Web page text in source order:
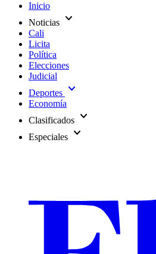
Inicio
Noticias expand_more
Cali
Licita
Política
Elecciones
Judicial
Deportes expand_more
Economía
Clasificados expand_more
Especiales expand_more